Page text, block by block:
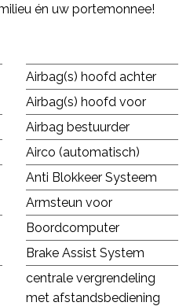
én uw portemonnee!
Airbag(s) hoofd achter
Airbag(s) hoofd voor
Airbag bestuurder
Airco (automatisch)
Anti Blokkeer Systeem
Armsteun voor
Boordcomputer
Brake Assist System
centrale vergrendeling
met afstandsbediening